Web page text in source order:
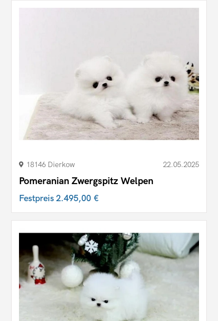
18146 Dierkow 22.05.2025
Pomeranian Zwergspitz Welpen
Festpreis2.495,00 €